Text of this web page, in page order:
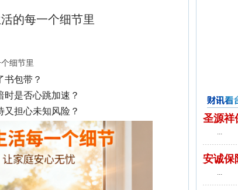
的每一个细节里
细节里
书包带？
是否心跳加速？
担心未知风险？
财讯看台
圣源祥
...
安诚保
...